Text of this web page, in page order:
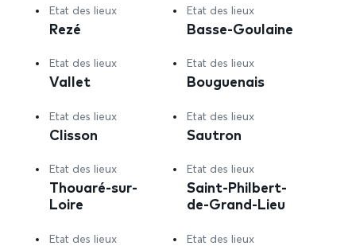
Etat des lieux
Rezé
Etat des lieux
Basse-Goulaine
Etat des lieux
Vallet
Etat des lieux
Bouguenais
Etat des lieux
Clisson
Etat des lieux
Sautron
Etat des lieux
Thouaré-sur-
Loire
Etat des lieux
Saint-Philbert-
de-Grand-Lieu
Etat des lieux Etat des lieux